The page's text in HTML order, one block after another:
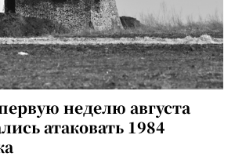
неделю августа
атаковать 1984